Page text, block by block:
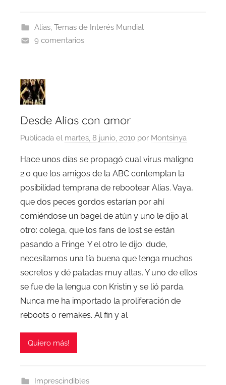
Alias, Temas de Interés Mundial
9 comentarios
Desde Alias con amor
Publicada el martes, 8 junio, 2010 por Montsinya
Hace unos días se propagó cual virus maligno
2.0 que los amigos de la ABC contemplan la
posibilidad temprana de rebootear Alias. Vaya,
que dos peces gordos estarían por ahí
comiéndose un bagel de atún y uno le dijo al
otro: colega, que los fans de lost se están
pasando a Fringe. Y el otro le dijo: dude,
necesitamos una tía buena que tenga muchos
secretos y dé patadas muy altas. Y uno de ellos
se fue de la lengua con Kristin y se lió parda.
Nunca me ha importado la proliferación de
reboots o remakes. Al fin y al
Quiero más!
Imprescindibles